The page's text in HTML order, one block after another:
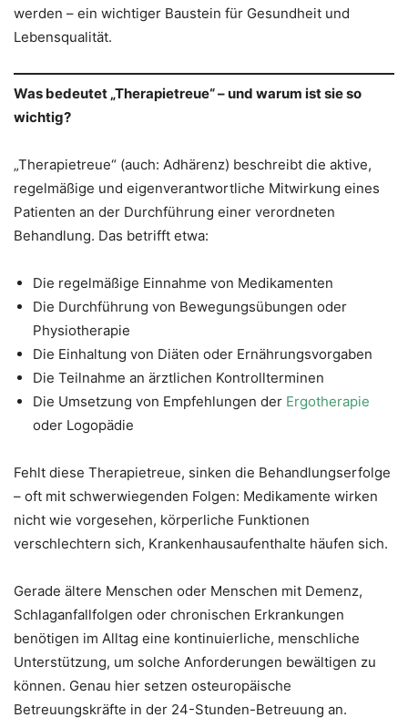
werden – ein wichtiger Baustein für Gesundheit und
Lebensqualität.
Was bedeutet „Therapietreue“ – und warum ist sie so
wichtig?
„Therapietreue“ (auch: Adhärenz) beschreibt die aktive,
regelmäßige und eigenverantwortliche Mitwirkung eines
Patienten an der Durchführung einer verordneten
Behandlung. Das betrifft etwa:
Die regelmäßige Einnahme von Medikamenten
Die Durchführung von Bewegungsübungen oder
Physiotherapie
Die Einhaltung von Diäten oder Ernährungsvorgaben
Die Teilnahme an ärztlichen Kontrollterminen
Die Umsetzung von Empfehlungen der Ergotherapie
oder Logopädie
Fehlt diese Therapietreue, sinken die Behandlungserfolge
– oft mit schwerwiegenden Folgen: Medikamente wirken
nicht wie vorgesehen, körperliche Funktionen
verschlechtern sich, Krankenhausaufenthalte häufen sich.
Gerade ältere Menschen oder Menschen mit Demenz,
Schlaganfallfolgen oder chronischen Erkrankungen
benötigen im Alltag eine kontinuierliche, menschliche
Unterstützung, um solche Anforderungen bewältigen zu
können. Genau hier setzen osteuropäische
Betreuungskräfte in der 24-Stunden-Betreuung an.